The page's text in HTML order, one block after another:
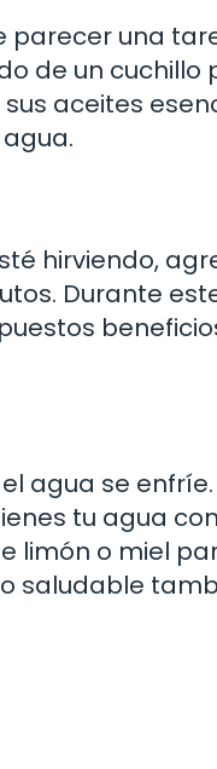
parecer una
de un cuchillo
aceites
hirviendo,
Durante
agua se enfríe.
tu agua
limón o miel
saludable